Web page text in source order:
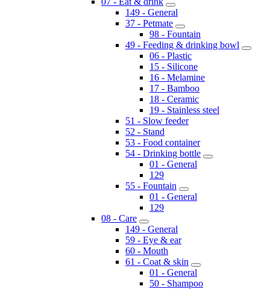
149 - General
37 - Petmate
98 - Fountain
49 - Feeding & drinking bowl
06 - Plastic
15 - Silicone
16 - Melamine
17 - Bamboo
18 - Ceramic
19 - Stainless steel
51 - Slow feeder
52 - Stand
53 - Food container
54 - Drinking bottle
01 - General
129
55 - Fountain
01 - General
129
08 - Care
149 - General
59 - Eye & ear
60 - Mouth
61 - Coat & skin
01 - General
50 - Shampoo